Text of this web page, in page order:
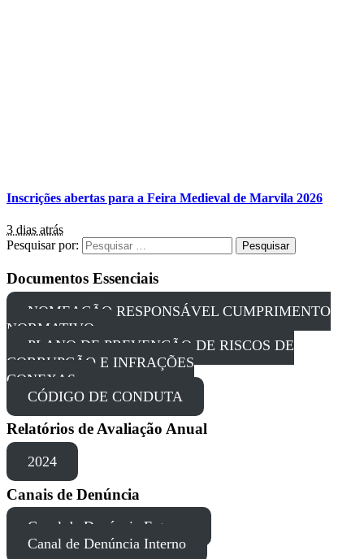
Inscrições abertas para a Feira Medieval de Marvila 2026
3 dias atrás
Pesquisar por:
Documentos Essenciais
NOMEAÇÃO RESPONSÁVEL CUMPRIMENTO
NORMATIVO
PLANO DE PREVENÇÃO DE RISCOS DE
CORRUPÇÃO E INFRAÇÕES
CONEXAS
CÓDIGO DE CONDUTA
Relatórios de Avaliação Anual
2024
Canais de Denúncia
Canal de Denúncia Externo
Canal de Denúncia Interno